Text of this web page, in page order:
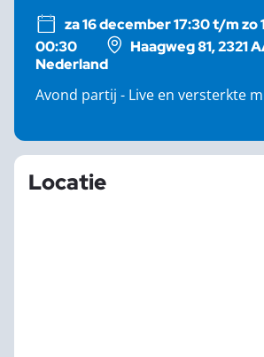
za 16 december 17:30 t/m zo
00:30
Haagweg 81, 2321
Nederland
Avond partij - Live en versterkte
Locatie